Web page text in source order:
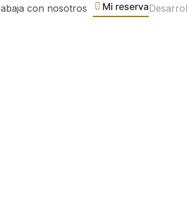
con nosotros Mi reserva